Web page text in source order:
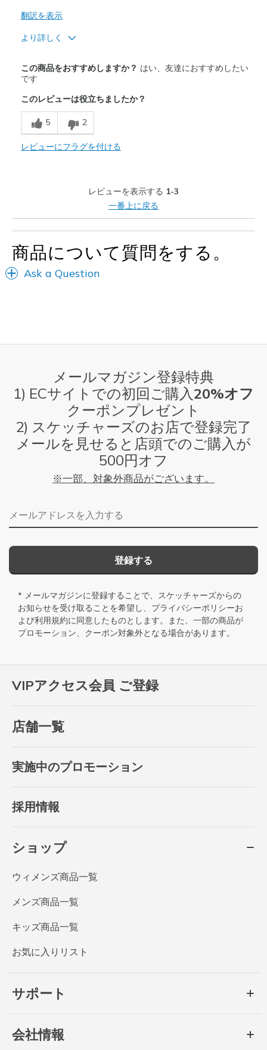
翻訳を表示
より詳しく
Attractive Design
Comfortable
Stylish
以下に最適
Feels true to width
Feels true to size
View On Shoes
I'm Into Shoes
この商品をおすすめしますか？ はい、友達におすすめしたい
です
このレビューは役立ちましたか？
5 2
レビューにフラグを付ける
レビューを表示する 1-3
一番上に戻る
商品について質問をする。
Ask a Question
VIPアクセス会員 ご登録
店舗一覧
実施中のプロモーション
採用情報
ショップ
ウィメンズ商品一覧
メンズ商品一覧
キッズ商品一覧
お気に入りリスト
サポート
会社情報
メールマガジン登録特典
1) ECサイトでの初回ご購入20%オフ
クーポンプレゼント
2) スケッチャーズのお店で登録完了
メールを見せると店頭でのご購入が
500円オフ
※一部、対象外商品がございます。
メールアドレス
登録する
* メールマガジンに登録することで、スケッチャーズからの
お知らせを受け取ることを希望し、 プライバシーポリシーお
よび利用規約に同意したものとします。また、一部の商品が
プロモーション、クーポン対象外となる場合があります。